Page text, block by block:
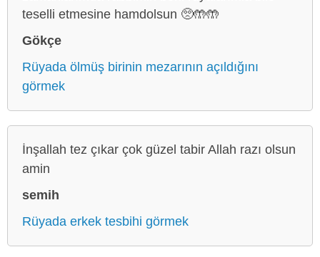
teselli etmesine hamdolsun 🥺🤲🤲
Gökçe
Rüyada ölmüş birinin mezarının açıldığını
görmek
İnşallah tez çıkar çok güzel tabir Allah razı olsun
amin
semih
Rüyada erkek tesbihi görmek